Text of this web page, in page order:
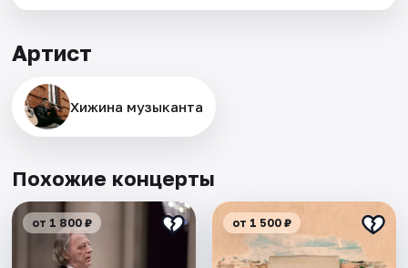
Артист
Хижина музыканта
Похожие концерты
от 1 800 ₽ от 1 500 ₽